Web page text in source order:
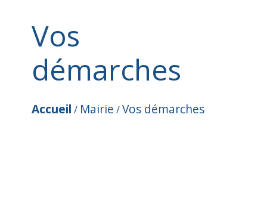
Vos
démarches
Accueil / Mairie /Vos démarches